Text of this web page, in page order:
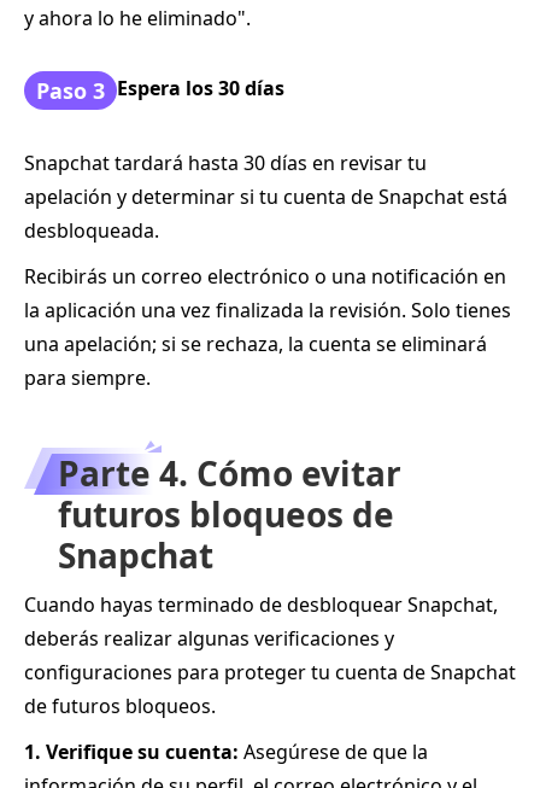
y ahora lo he eliminado".
Paso 3 Espera los 30 días
Snapchat tardará hasta 30 días en revisar tu
apelación y determinar si tu cuenta de Snapchat está
desbloqueada.
Recibirás un correo electrónico o una notificación en
la aplicación una vez finalizada la revisión. Solo tienes
una apelación; si se rechaza, la cuenta se eliminará
para siempre.
Parte 4. Cómo evitar
futuros bloqueos de
Snapchat
Cuando hayas terminado de desbloquear Snapchat,
deberás realizar algunas verificaciones y
configuraciones para proteger tu cuenta de Snapchat
de futuros bloqueos.
1. Verifique su cuenta: Asegúrese de que la